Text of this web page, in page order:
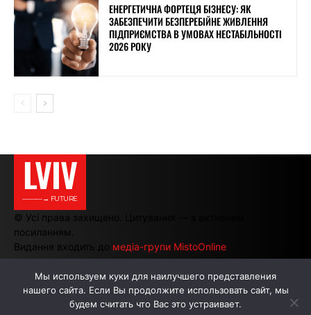
ЕНЕРГЕТИЧНА ФОРТЕЦЯ БІЗНЕСУ: ЯК
ЗАБЕЗПЕЧИТИ БЕЗПЕРЕБІЙНЕ ЖИВЛЕННЯ
ПІДПРИЄМСТВА В УМОВАХ НЕСТАБІЛЬНОСТІ
2026 РОКУ
LVIV
———→ FUTURE
© Усі права захищено. Цитування — з активним
посиланням.
Видання входить до медіа-групи MistoOnline
АВТОРИ РЕКЛАМА НА САЙТІ
Мы используем куки для наилучшего представления
нашего сайта. Если Вы продолжите использовать сайт, мы
будем считать что Вас это устраивает.